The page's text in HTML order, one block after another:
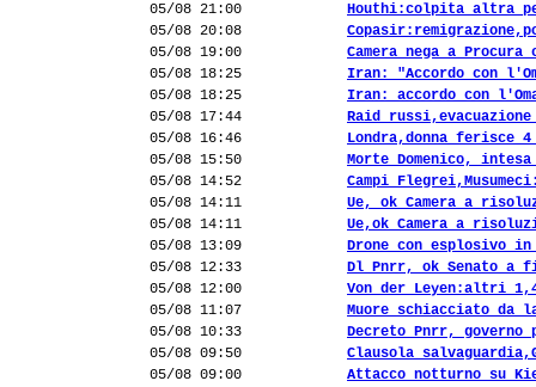
05/08 21:00
Houthi:colpita altra
05/08 20:08
05/08 19:00
Camera nega a
05/08 18:25
Iran: "Accordo con
05/08 18:25
Iran: accordo con
05/08 17:44
Raid
05/08 16:46
Londra,donna ferisce
05/08 15:50
Morte Domenico,
05/08 14:52
Campi
05/08 14:11
Ue, ok Camera a
05/08 14:11
Ue,ok Camera a
05/08 13:09
Drone con esplosivo
05/08 12:33
Dl Pnrr, ok Senato a
05/08 12:00
Von der Leyen:altri
05/08 11:07
Muore schiacciato da
05/08 10:33
Decreto Pnrr,
05/08 09:50
Clausola
05/08 09:00
Attacco notturno su